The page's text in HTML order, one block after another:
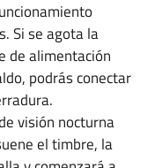
Si se agota la
de alimentación
podrás conectar
visión nocturna
el timbre, la